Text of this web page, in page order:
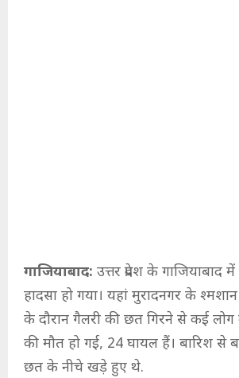
गाजियाबाद: उत्तर प्रदेश के गाजियाबाद
हादसा हो गया। यहां मुरादनगर के
के दौरान गैलरी की छत गिरने से कई
की मौत हो गई, 24 घायल हैं। बारिश से
छत के नीचे खड़े हुए थे.